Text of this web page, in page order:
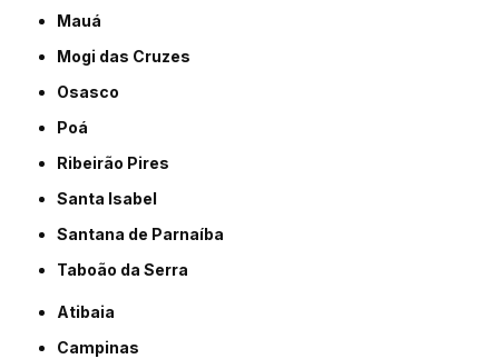
Mauá
Mogi das Cruzes
Osasco
Poá
Ribeirão Pires
Santa Isabel
Santana de Parnaíba
Taboão da Serra
Atibaia
Campinas